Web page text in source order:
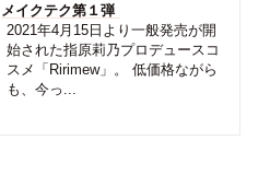
メイクテク第１弾
2021年4月15日より一般発売が開
始された指原莉乃プロデュースコ
スメ「Ririmew」。 低価格ながら
も、今っ...